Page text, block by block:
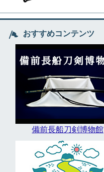
おすすめコンテンツ
備前長船刀剣博物館